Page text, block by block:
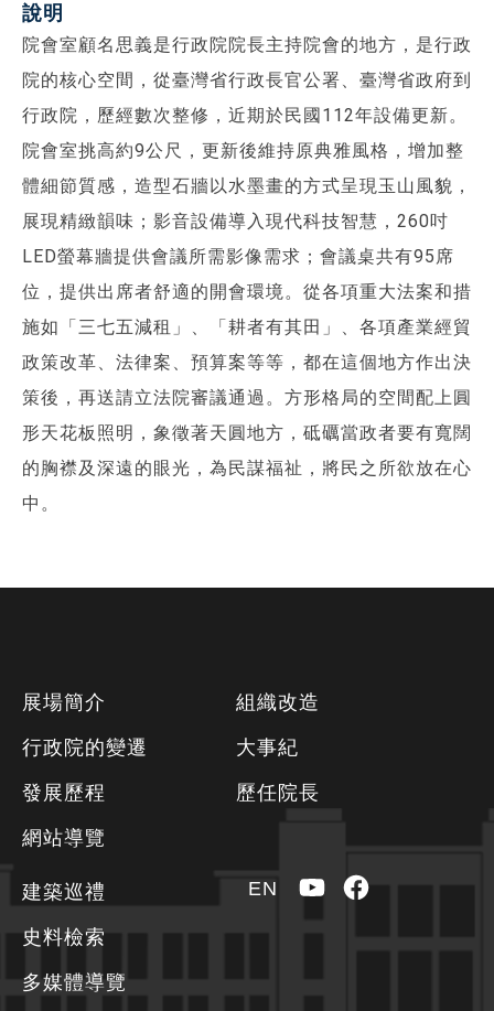
說明
院會室顧名思義是行政院院長主持院會的地方，是行政
院的核心空間，從臺灣省行政長官公署、臺灣省政府到
行政院，歷經數次整修，近期於民國112年設備更新。
院會室挑高約9公尺，更新後維持原典雅風格，增加整
體細節質感，造型石牆以水墨畫的方式呈現玉山風貌，
展現精緻韻味；影音設備導入現代科技智慧，260吋
LED螢幕牆提供會議所需影像需求；會議桌共有95席
位，提供出席者舒適的開會環境。從各項重大法案和措
施如「三七五減租」、「耕者有其田」、各項產業經貿
政策改革、法律案、預算案等等，都在這個地方作出決
策後，再送請立法院審議通過。方形格局的空間配上圓
形天花板照明，象徵著天圓地方，砥礪當政者要有寬闊
的胸襟及深遠的眼光，為民謀福祉，將民之所欲放在心
中。
展場簡介
行政院的變遷
發展歷程
網站導覽
組織改造
大事紀
歷任院長
建築巡禮
史料檢索
多媒體導覽
EN YouTubeFacebook